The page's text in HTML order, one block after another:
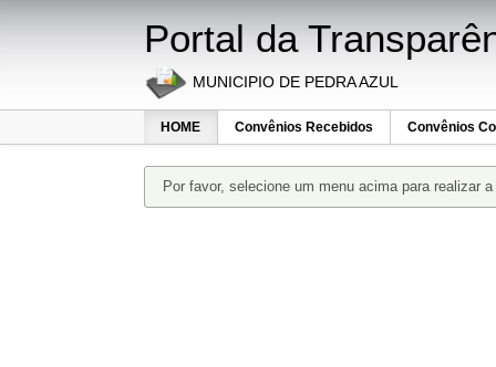
Portal da
MUNICIPIO DE PEDRA AZUL
HOME Convênios Recebidos Convênios
Por favor, selecione um menu acima para realizar